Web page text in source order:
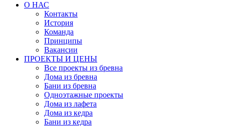
О НАС
Контакты
История
Команда
Принципы
Вакансии
ПРОЕКТЫ И ЦЕНЫ
Все проекты из бревна
Дома из бревна
Бани из бревна
Одноэтажные проекты
Дома из лафета
Дома из кедра
Бани из кедра